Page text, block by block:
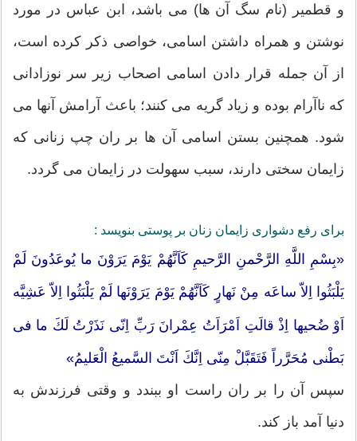
و قطمیر (نام سگ آن ها) می باشد، ابن عباس در مورد
نوشتن و همراه داشتن اسامی، خواصی ذکر کرده است،
از آن جمله قرار دادن اسامی اصحاب زیر سر نوزادانی
که ناآرام بوده و زیاد گریه می کنند؛ باعث آرامش آنها می
شود. همچنین بستن اسامی آن ها بر ران چپ زنانی که
زایمان سختی دارند، سبب سهولت در زایمان می گردد.
براى رفع دشوارى زايمان زنان بر پوستى بنويسد :
«بِسْمِ اللَّهِ الرَّحْمنِ الرَّحيمِ كَاَنَّهُمْ يَوْمَ يَرَوْنَ ما يُوعَدُونَ لَمْ
يَلْبَثُوا اِلاّ ساعَه مِنْ نَهارٍ كَاَنَّهُمْ يَوْمَ يَرَوْنَها لَمْ يَلْبَثُوا اِلاّ عَشِيَّه
اَوْ ضُحيها اِذْ قالَتِ اَمْرَاَتُ عِمْرانَ رَبِّ اِنّى نَذَرْتُ لَكَ ما فى
بَطْنى مُحَرَّراً فَتَقَبَّلْ مِنّى اِنَّكَ اَنْتَ السَّميعُ الْعَليمُ»
سپس آن را بر ران راست او ببندد و وقتى فرزندش به
دنيا آمد باز كند.